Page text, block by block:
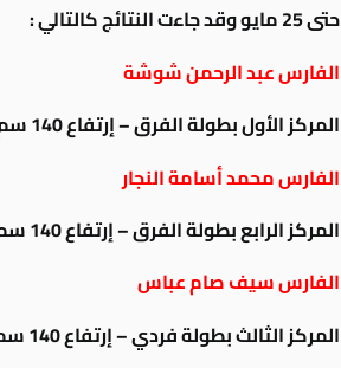
حتى 25 مايو وقد جاءت النتائج كالتالي :
الفارس عبد الرحمن شوشة
المركز الأول بطولة الفرق – إرتفاع 140 سم
الفارس محمد أسامة النجار
المركز الرابع بطولة الفرق – إرتفاع 140 سم
الفارس سيف صام عباس
المركز الثالث بطولة فردي – إرتفاع 140 سم